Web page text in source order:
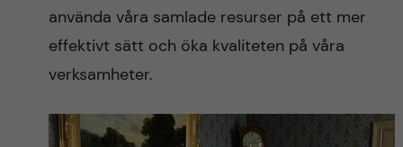
använda våra samlade resurser på ett mer
effektivt sätt och öka kvaliteten på våra
verksamheter.